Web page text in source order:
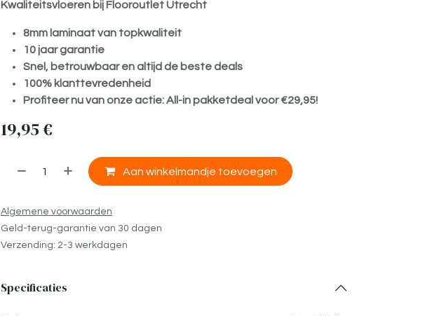
Kwaliteitsvloeren bij Flooroutlet Utrecht
8mm laminaat van topkwaliteit
10 jaar garantie
Snel, betrouwbaar en altijd de beste deals
100% klanttevredenheid
Profiteer nu van onze actie: All-in pakketdeal voor €29,95!
19,95€
Aan winkelmandje toevoegen
Algemene voorwaarden
Geld-terug-garantie van 30 dagen
Verzending: 2-3 werkdagen
Specificaties